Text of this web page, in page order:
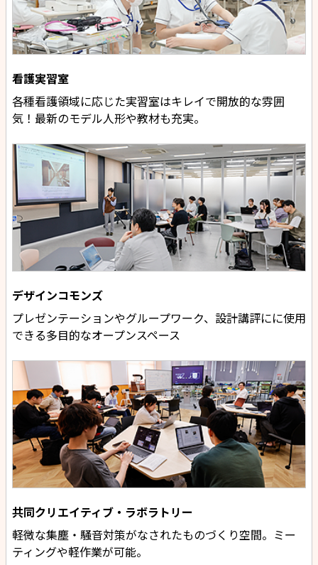
看護実習室
各種看護領域に応じた実習室はキレイで開放的な雰囲
気！最新のモデル人形や教材も充実。
デザインコモンズ
プレゼンテーションやグループワーク、設計講評にに使用
できる多目的なオープンスペース
共同クリエイティブ・ラボラトリー
軽微な集塵・騒音対策がなされたものづくり空間。ミー
ティングや軽作業が可能。